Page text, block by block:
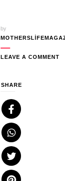
by
LEAVE A COMMENT
SHARE